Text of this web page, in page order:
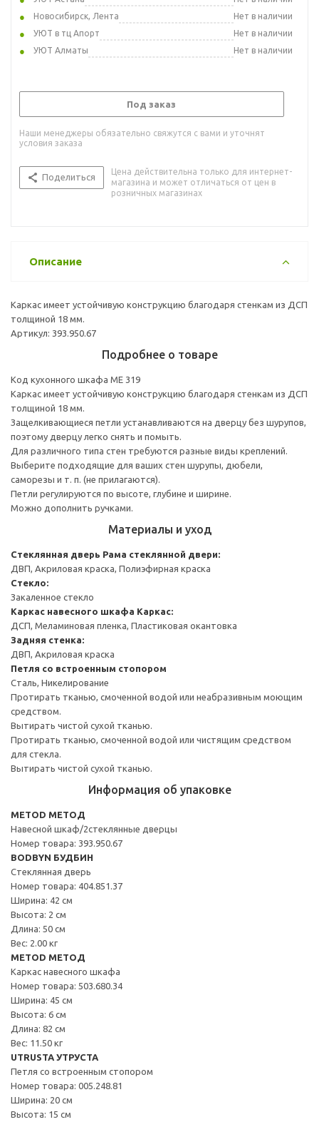
Новосибирск, Лента
Нет в наличии
УЮТ в тц Апорт
Нет в наличии
УЮТ Алматы
Нет в наличии
Под заказ
Наши менеджеры обязательно свяжутся с вами и уточнят
условия заказа
Поделиться
Цена действительна только для интернет-
магазина и может отличаться от цен в
розничных магазинах
Описание
Каркас имеет устойчивую конструкцию благодаря стенкам из ДСП
толщиной 18 мм.
Артикул: 393.950.67
Подробнее о товаре
Код кухонного шкафа ME 319
Каркас имеет устойчивую конструкцию благодаря стенкам из ДСП
толщиной 18 мм.
Защелкивающиеся петли устанавливаются на дверцу без шурупов,
поэтому дверцу легко снять и помыть.
Для различного типа стен требуются разные виды креплений.
Выберите подходящие для ваших стен шурупы, дюбели,
саморезы и т. п. (не прилагаются).
Петли регулируются по высоте, глубине и ширине.
Можно дополнить ручками.
Материалы и уход
Стеклянная дверь Рама стеклянной двери:
ДВП, Акриловая краска, Полиэфирная краска
Стекло:
Закаленное стекло
Каркас навесного шкафа Каркас:
ДСП, Меламиновая пленка, Пластиковая окантовка
Задняя стенка:
ДВП, Акриловая краска
Петля со встроенным стопором
Сталь, Никелирование
Протирать тканью, смоченной водой или неабразивным моющим
средством.
Вытирать чистой сухой тканью.
Протирать тканью, смоченной водой или чистящим средством
для стекла.
Вытирать чистой сухой тканью.
Информация об упаковке
METOD МЕТОД
Навесной шкаф/2стеклянные дверцы
Номер товара: 393.950.67
BODBYN БУДБИН
Стеклянная дверь
Номер товара: 404.851.37
Ширина: 42 см
Высота: 2 см
Длина: 50 см
Вес: 2.00 кг
METOD МЕТОД
Каркас навесного шкафа
Номер товара: 503.680.34
Ширина: 45 см
Высота: 6 см
Длина: 82 см
Вес: 11.50 кг
UTRUSTA УТРУСТА
Петля со встроенным стопором
Номер товара: 005.248.81
Ширина: 20 см
Высота: 15 см